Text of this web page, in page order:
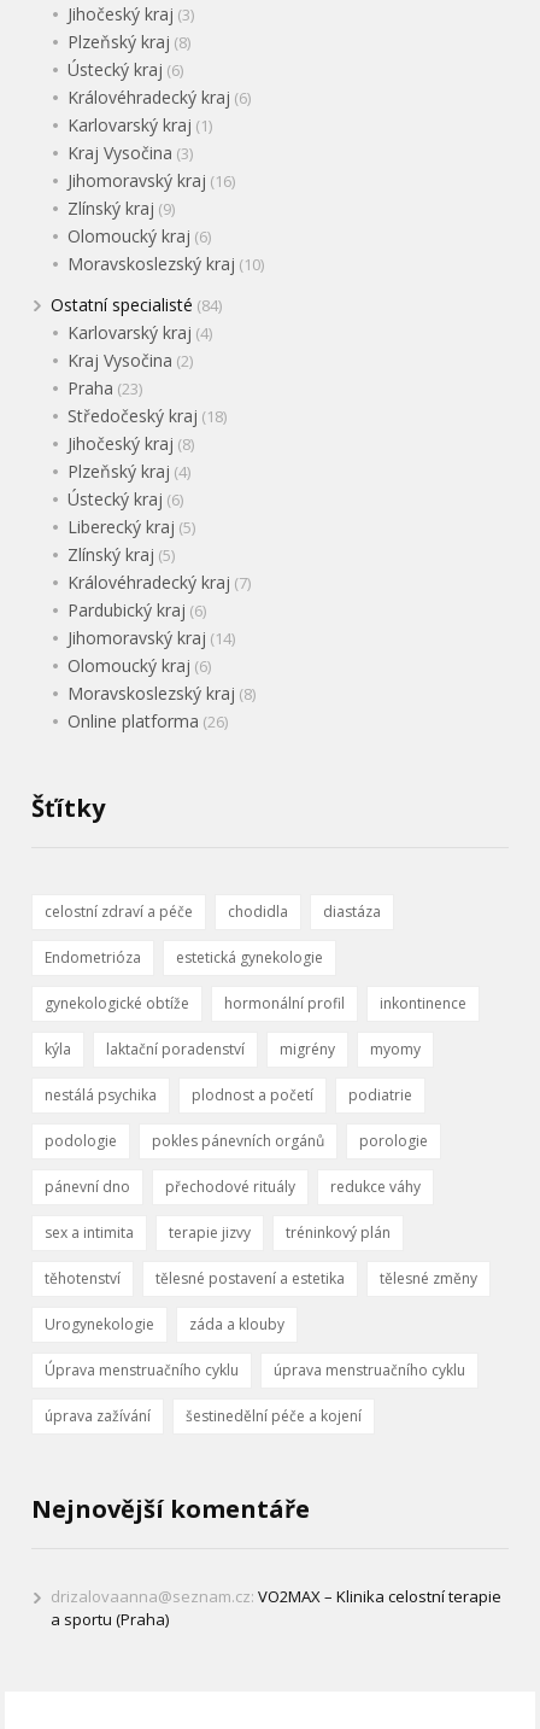
Jihočeský kraj (3)
Plzeňský kraj (8)
Ústecký kraj (6)
Královéhradecký kraj (6)
Karlovarský kraj (1)
Kraj Vysočina (3)
Jihomoravský kraj (16)
Zlínský kraj (9)
Olomoucký kraj (6)
Moravskoslezský kraj (10)
Ostatní specialisté (84)
Karlovarský kraj (4)
Kraj Vysočina (2)
Praha (23)
Středočeský kraj (18)
Jihočeský kraj (8)
Plzeňský kraj (4)
Ústecký kraj (6)
Liberecký kraj (5)
Zlínský kraj (5)
Královéhradecký kraj (7)
Pardubický kraj (6)
Jihomoravský kraj (14)
Olomoucký kraj (6)
Moravskoslezský kraj (8)
Online platforma (26)
Šťítky
celostní zdraví a péče chodidla diastáza
Endometrióza estetická gynekologie
gynekologické obtíže hormonální profil inkontinence
kýla laktační poradenství migrény myomy
nestálá psychika plodnost a početí podiatrie
podologie pokles pánevních orgánů porologie
pánevní dno přechodové rituály redukce váhy
sex a intimita terapie jizvy tréninkový plán
těhotenství tělesné postavení a estetika tělesné změny
Urogynekologie záda a klouby
Úprava menstruačního cyklu úprava menstruačního cyklu
úprava zažívání šestinedělní péče a kojení
Nejnovější komentáře
drizalovaanna@seznam.cz:VO2MAX – Klinika celostní terapie
a sportu (Praha)